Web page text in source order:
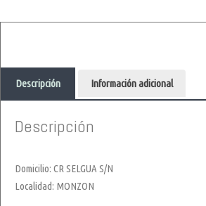
Descripción Información adicional
Descripción
Domicilio: CR SELGUA S/N
Localidad: MONZON